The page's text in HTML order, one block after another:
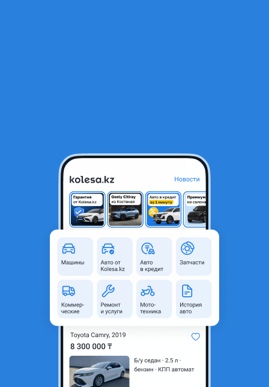
Nissan Terrano 1993 года
Караганда, Карагандинская
область
1986 - 1995 WD21
Внедорожник
Объем двигателя, л
Коробка передач
Полный привод